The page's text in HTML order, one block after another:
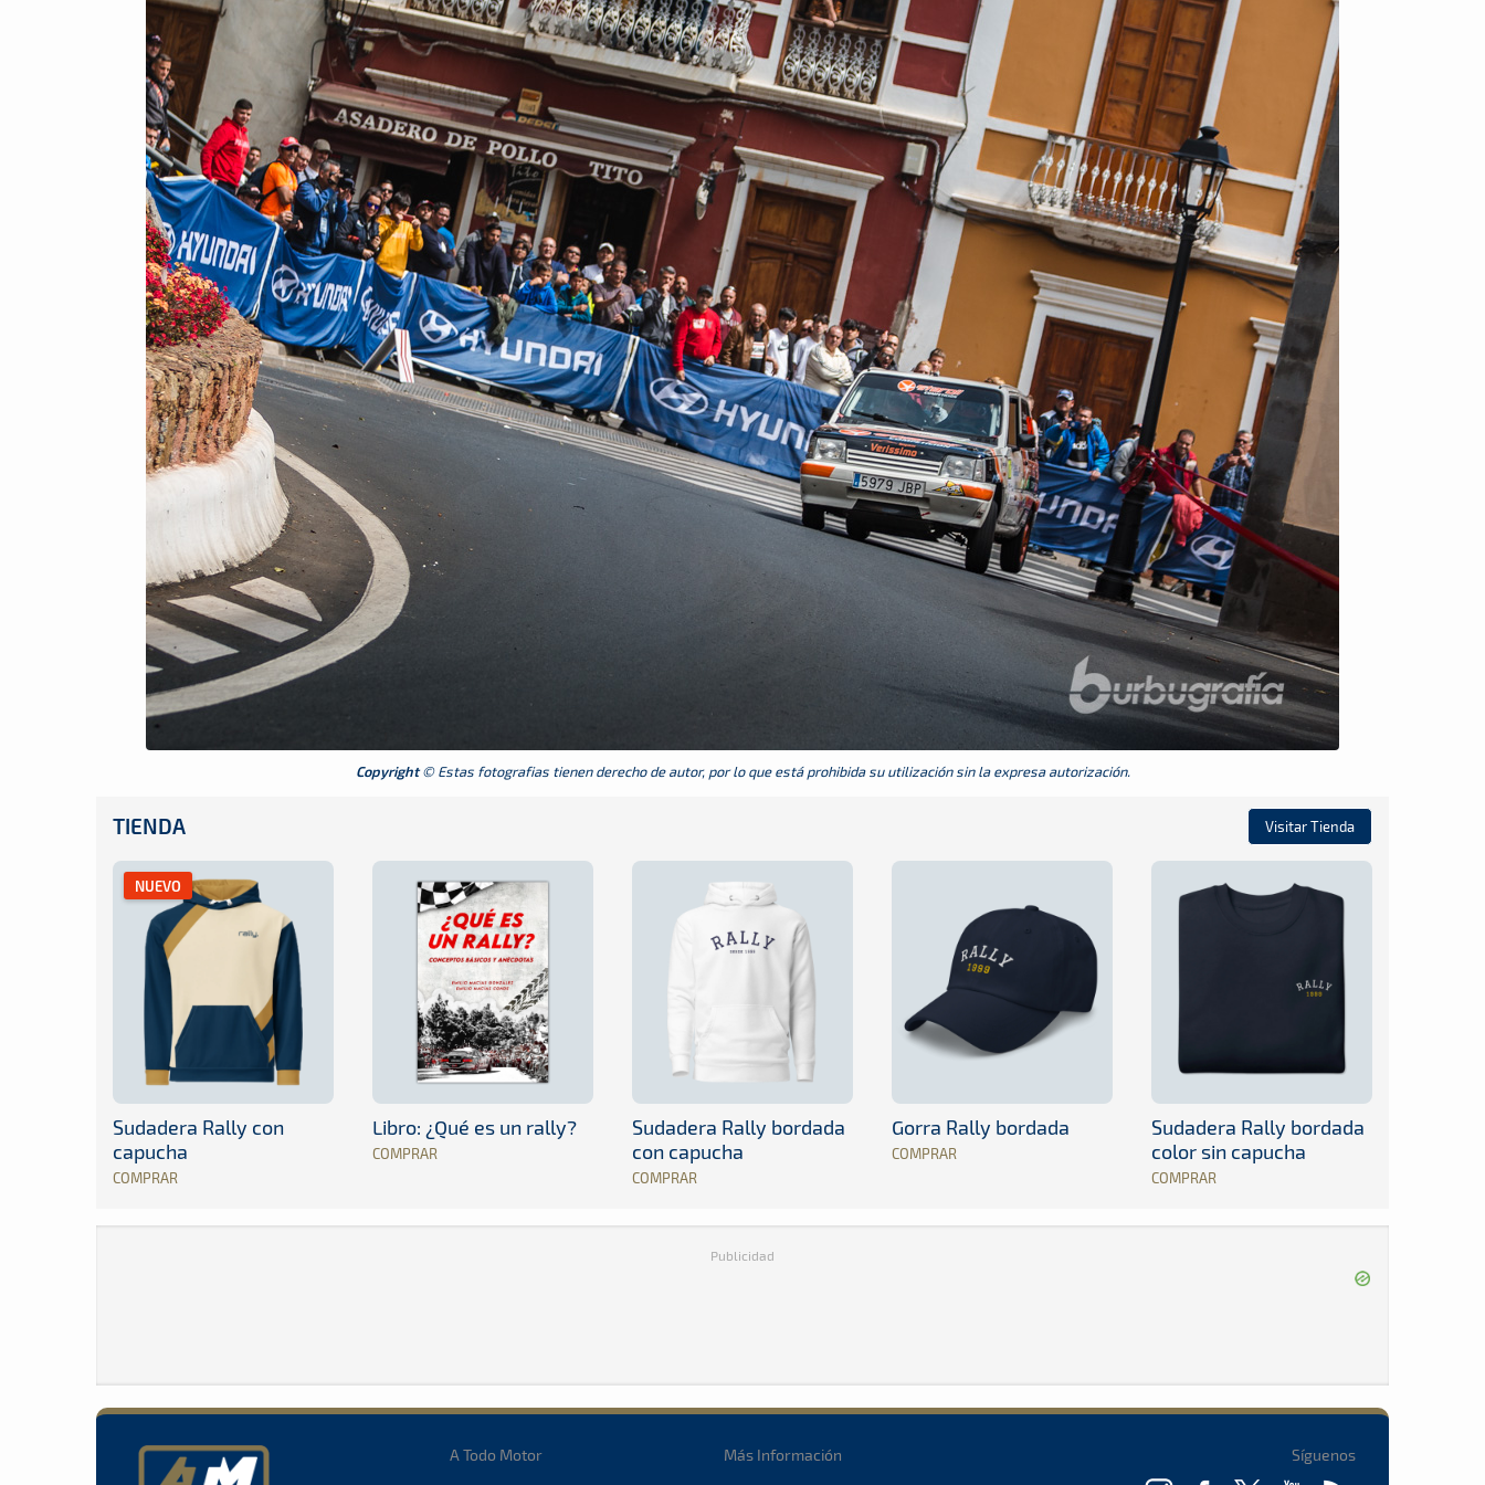
Copyright© Estas fotografias tienen derecho de autor, por lo que está prohibida su utilización sin la expresa autorización.
TIENDA Visitar Tienda
NUEVO
Sudadera Rally con
capucha
COMPRAR
Libro: ¿Qué es un rally?
COMPRAR
Sudadera Rally bordada
con capucha
COMPRAR
Gorra Rally bordada
COMPRAR
Sudadera Rally bordada
color sin capucha
COMPRAR
Publicidad
A Todo Motor Más Información Síguenos